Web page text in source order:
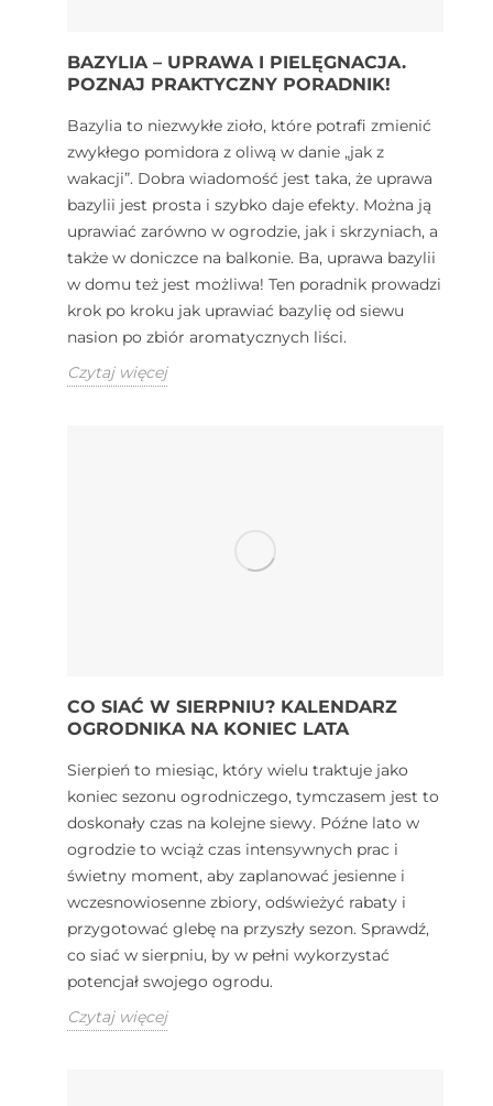
BAZYLIA – UPRAWA I PIELĘGNACJA.
POZNAJ PRAKTYCZNY PORADNIK!
Bazylia to niezwykłe zioło, które potrafi zmienić
zwykłego pomidora z oliwą w danie „jak z
wakacji”. Dobra wiadomość jest taka, że uprawa
bazylii jest prosta i szybko daje efekty. Można ją
uprawiać zarówno w ogrodzie, jak i skrzyniach, a
także w doniczce na balkonie. Ba, uprawa bazylii
w domu też jest możliwa! Ten poradnik prowadzi
krok po kroku jak uprawiać bazylię od siewu
nasion po zbiór aromatycznych liści.
Czytaj więcej
CO SIAĆ W SIERPNIU? KALENDARZ
OGRODNIKA NA KONIEC LATA
Sierpień to miesiąc, który wielu traktuje jako
koniec sezonu ogrodniczego, tymczasem jest to
doskonały czas na kolejne siewy. Późne lato w
ogrodzie to wciąż czas intensywnych prac i
świetny moment, aby zaplanować jesienne i
wczesnowiosenne zbiory, odświeżyć rabaty i
przygotować glebę na przyszły sezon. Sprawdź,
co siać w sierpniu, by w pełni wykorzystać
potencjał swojego ogrodu.
Czytaj więcej